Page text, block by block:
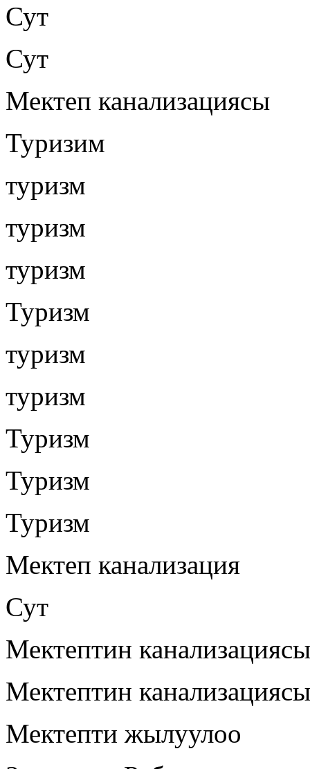
Сут
Сут
Мектеп канализациясы
Туризим
туризм
туризм
туризм
Туризм
туризм
туризм
Туризм
Туризм
Туризм
Мектеп канализация
Сут
Мектептин канализациясы
Мектептин
Мектепти жылуулоо